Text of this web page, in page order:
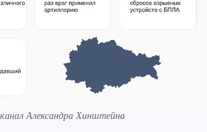
Александра Хинштейна